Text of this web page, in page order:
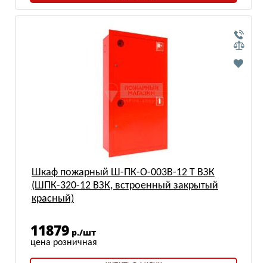
Шкаф пожарный Ш-ПК-О-003В-12 Т ВЗК
(ШПК-320-12 ВЗК, встроенный закрытый
красный)
11879 р./шт